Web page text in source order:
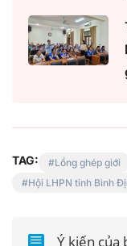
TAG: Lồng ghép giới
Hội LHPN tỉnh Bình
Ý kiến của